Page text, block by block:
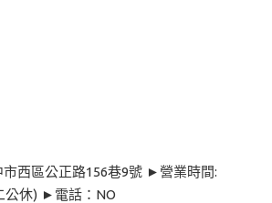
西區公正路156巷9號 ►營業時間:
公休) ►電話：NO